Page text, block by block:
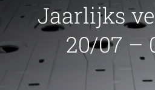
Lasconstructie
Poederlakken
Jaarlijks
20/07 –